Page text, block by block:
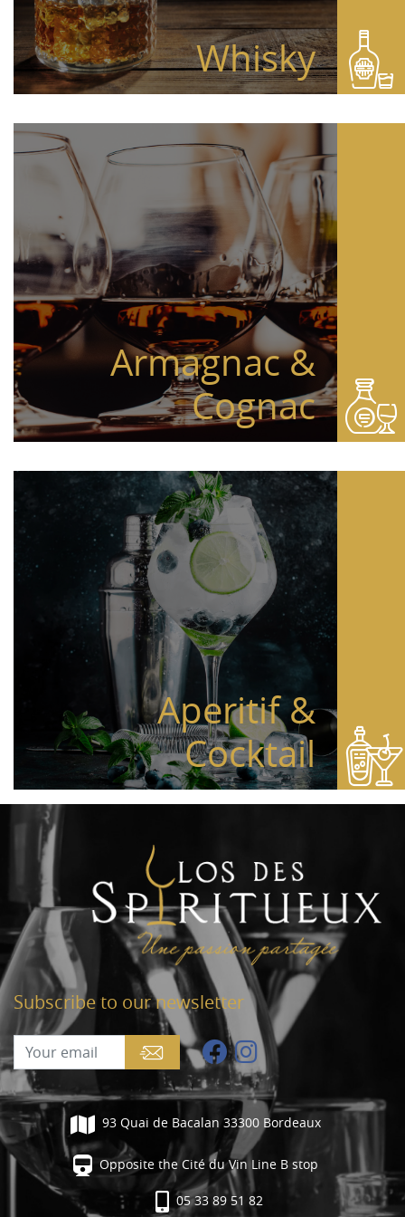
Whisky
Armagnac &
Cognac
Aperitif &
Cocktail
Subscribe to our newsletter
93 Quai de Bacalan 33300 Bordeaux
Opposite the Cité du Vin Line B stop
05 33 89 51 82